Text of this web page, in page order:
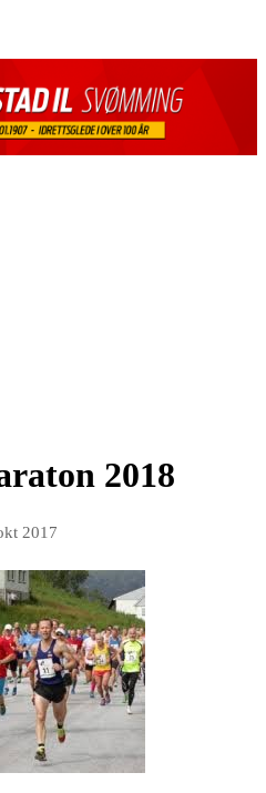
2018
2017